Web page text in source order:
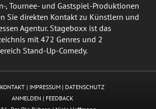
, Tournee- und Gastspiel-Produktionen
Sie direkten Kontakt zu Künstlern und
Agentur. Stageboxx ist das
mit 472 Genres und 2
Stand-Up-Comedy.
KONTAKT | IMPRESSUM | DATENSCHUTZ
ANMELDEN | FEEDBACK